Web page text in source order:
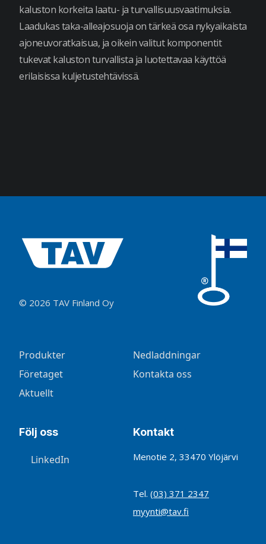
kaluston korkeita laatu- ja turvallisuusvaatimuksia.
Laadukas taka-alleajosuoja on tärkeä osa nykyaikaista
ajoneuvoratkaisua, ja oikein valitut komponentit
tukevat kaluston turvallista ja luotettavaa käyttöä
erilaisissa kuljetustehtävissä.
© 2026 TAV Finland Oy
Produkter
Företaget
Aktuellt
Nedladdningar
Kontakta oss
Följ oss
LinkedIn
Kontakt
Menotie 2, 33470 Ylöjärvi
Tel. (03) 371 2347
myynti@tav.fi